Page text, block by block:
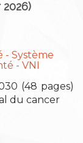
- Système
VNI
(48 pages)
du cancer